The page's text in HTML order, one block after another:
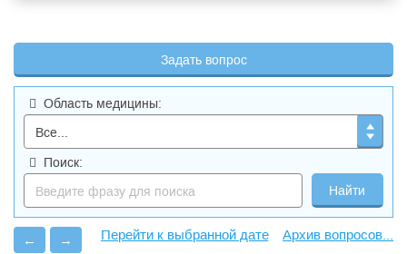
Задать вопрос
Область медицины:
Поиск:
← → Архив вопросов...